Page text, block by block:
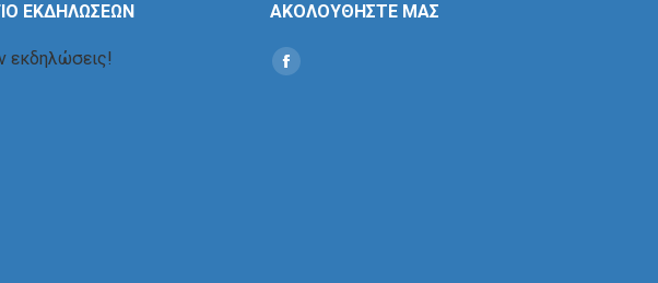
ΕΚΔΗΛΩΣΕΩΝ
εκδηλώσεις!
ΑΚΟΛΟΥΘΗΣΤΕ ΜΑΣ
Find us on:
Social